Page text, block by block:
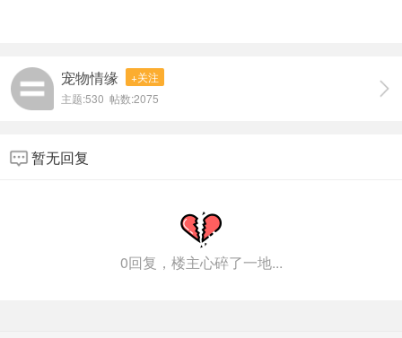
宠物情缘
+关注
主题:530 帖数:2075
暂无回复
0回复，楼主心碎了一地...